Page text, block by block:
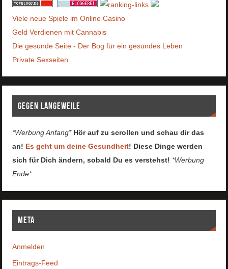
Viele neue Spiele im Online Casino
Geld Verdienen mit Cannabis
Die gesunde Seite - Der Bog für ein gesundes Leben
Private Sexseiten
Gegen Langeweile
*Werbung Anfang* Hör auf zu scrollen und schau dir das
an! Es geht um deine Gesundheit! Diese Dinge werden
sich für Dich ändern, sobald Du es verstehst! *Werbung
Ende*
Meta
Anmelden
Eintrags-Feed